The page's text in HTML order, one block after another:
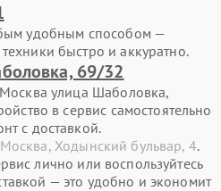
удобным способом —
быстро и аккуратно.
69/32
улица Шаболовка,
в сервис самостоятельно
с доставкой.
Ходынский бульвар, 4.
лично или воспользуйтесь
— это удобно и экономит